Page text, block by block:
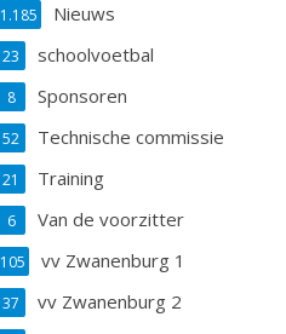
Nieuws
1.185
schoolvoetbal
23
Sponsoren
8
Technische commissie
52
Training
21
Van de voorzitter
6
vv Zwanenburg 1
105
vv Zwanenburg 2
37